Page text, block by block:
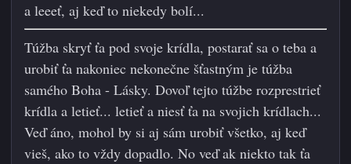
a leeeť, aj keď to niekedy bolí...
Túžba skryť ťa pod svoje krídla, postarať sa o teba a
urobiť ťa nakoniec nekonečne šťastným je túžba
samého Boha - Lásky. Dovoľ tejto túžbe rozprestrieť
krídla a letieť... letieť a niesť ťa na svojich krídlach...
Veď áno, mohol by si aj sám urobiť všetko, aj keď
vieš, ako to vždy dopadlo. No veď ak niekto tak ťa